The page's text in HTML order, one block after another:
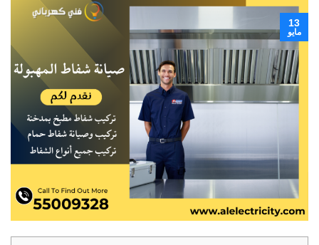
13
مايو